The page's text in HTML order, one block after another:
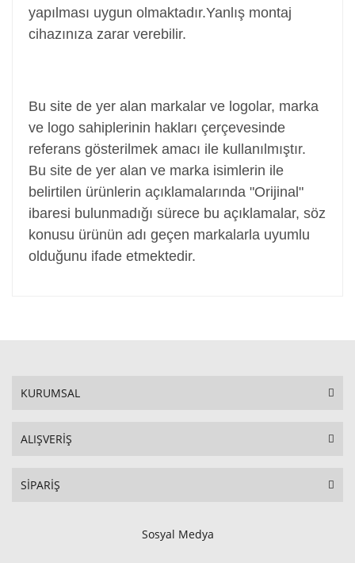
yapılması uygun olmaktadır.Yanlış montaj
cihazınıza zarar verebilir.
Bu site de yer alan markalar ve logolar, marka
ve logo sahiplerinin hakları çerçevesinde
referans gösterilmek amacı ile kullanılmıştır.
Bu site de yer alan ve marka isimlerin ile
belirtilen ürünlerin açıklamalarında "Orijinal"
ibaresi bulunmadığı sürece bu açıklamalar, söz
konusu ürünün adı geçen markalarla uyumlu
olduğunu ifade etmektedir.
KURUMSAL
ALIŞVERİŞ
SİPARİŞ
Sosyal Medya